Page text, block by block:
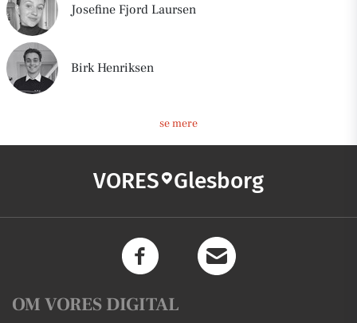
Josefine Fjord Laursen
Birk Henriksen
se mere
VORES Glesborg
OM VORES DIGITAL